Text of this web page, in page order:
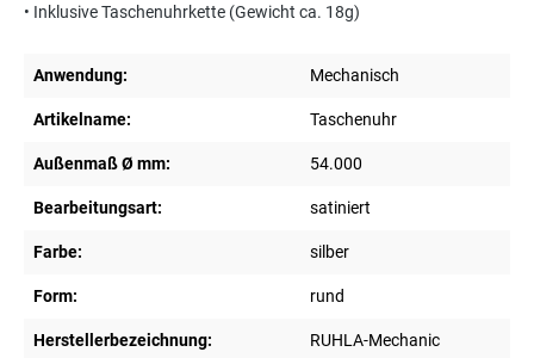
• Inklusive Taschenuhrkette (Gewicht ca. 18g)
Anwendung: Mechanisch
Artikelname: Taschenuhr
Außenmaß Ø mm: 54.000
Bearbeitungsart: satiniert
Farbe: silber
Form: rund
Herstellerbezeichnung: RUHLA-Mechanic